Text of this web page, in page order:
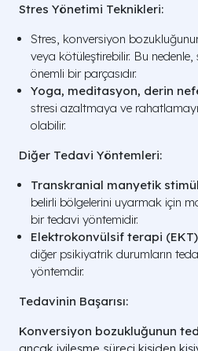
Stres Yönetimi Teknikleri:
Stres, konversiyon
veya kötüleştirebilir. Bu
önemli bir parçasıdır.
Yoga, meditasyon, derin
stresi azaltmaya ve
olabilir.
Diğer Tedavi Yöntemleri:
Transkranial manyetik
belirli bölgelerini uyarmak için
bir tedavi yöntemidir.
Elektrokonvülsif terapi
diğer psikiyatrik durumların
yöntemdir.
Tedavinin Başarısı:
Konversiyon bozukluğunun